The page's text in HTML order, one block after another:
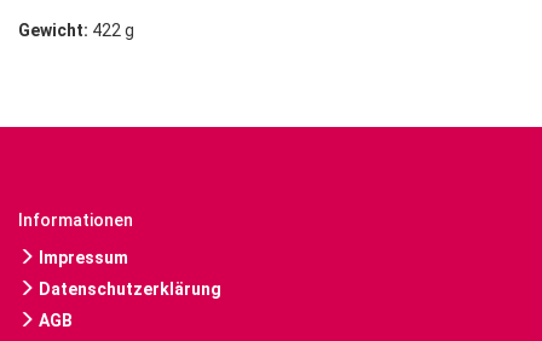
Gewicht: 422 g
Informationen
Impressum
Datenschutzerklärung
AGB